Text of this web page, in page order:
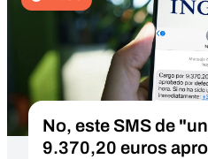
No, este SMS de
9.370,20 euros